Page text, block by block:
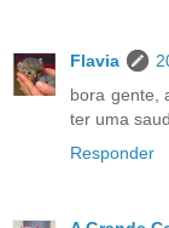
Flavia
bora gente,
ter uma
Responder